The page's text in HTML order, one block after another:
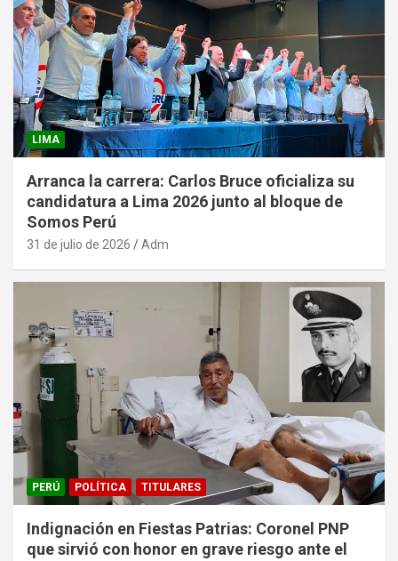
LIMA
Arranca la carrera: Carlos Bruce oficializa su
candidatura a Lima 2026 junto al bloque de
Somos Perú
31 de julio de 2026 Adm
PERÚ POLÍTICA TITULARES
Indignación en Fiestas Patrias: Coronel PNP
que sirvió con honor en grave riesgo ante el